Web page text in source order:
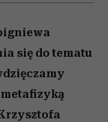
się do tematu